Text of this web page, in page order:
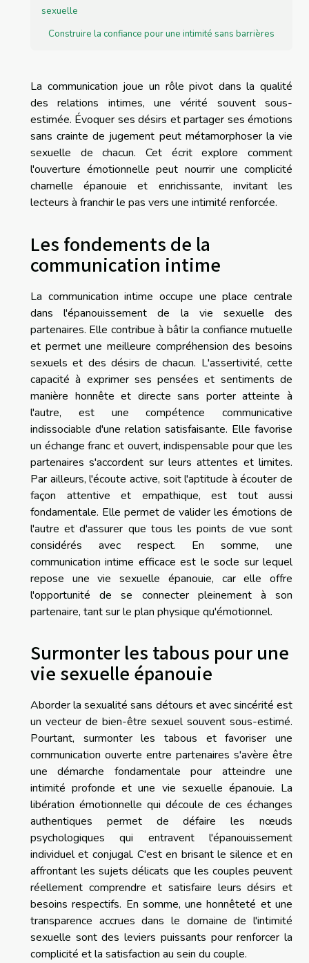
sexuelle
Construire la confiance pour une intimité sans barrières
La communication joue un rôle pivot dans la qualité
des relations intimes, une vérité souvent sous-
estimée. Évoquer ses désirs et partager ses émotions
sans crainte de jugement peut métamorphoser la vie
sexuelle de chacun. Cet écrit explore comment
l'ouverture émotionnelle peut nourrir une complicité
charnelle épanouie et enrichissante, invitant les
lecteurs à franchir le pas vers une intimité renforcée.
Les fondements de la
communication intime
La communication intime occupe une place centrale
dans l'épanouissement de la vie sexuelle des
partenaires. Elle contribue à bâtir la confiance mutuelle
et permet une meilleure compréhension des besoins
sexuels et des désirs de chacun. L'assertivité, cette
capacité à exprimer ses pensées et sentiments de
manière honnête et directe sans porter atteinte à
l'autre, est une compétence communicative
indissociable d'une relation satisfaisante. Elle favorise
un échange franc et ouvert, indispensable pour que les
partenaires s'accordent sur leurs attentes et limites.
Par ailleurs, l'écoute active, soit l'aptitude à écouter de
façon attentive et empathique, est tout aussi
fondamentale. Elle permet de valider les émotions de
l'autre et d'assurer que tous les points de vue sont
considérés avec respect. En somme, une
communication intime efficace est le socle sur lequel
repose une vie sexuelle épanouie, car elle offre
l'opportunité de se connecter pleinement à son
partenaire, tant sur le plan physique qu'émotionnel.
Surmonter les tabous pour une
vie sexuelle épanouie
Aborder la sexualité sans détours et avec sincérité est
un vecteur de bien-être sexuel souvent sous-estimé.
Pourtant, surmonter les tabous et favoriser une
communication ouverte entre partenaires s'avère être
une démarche fondamentale pour atteindre une
intimité profonde et une vie sexuelle épanouie. La
libération émotionnelle qui découle de ces échanges
authentiques permet de défaire les nœuds
psychologiques qui entravent l'épanouissement
individuel et conjugal. C'est en brisant le silence et en
affrontant les sujets délicats que les couples peuvent
réellement comprendre et satisfaire leurs désirs et
besoins respectifs. En somme, une honnêteté et une
transparence accrues dans le domaine de l'intimité
sexuelle sont des leviers puissants pour renforcer la
complicité et la satisfaction au sein du couple.